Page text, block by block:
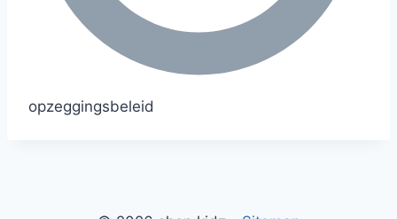
opzeggingsbeleid